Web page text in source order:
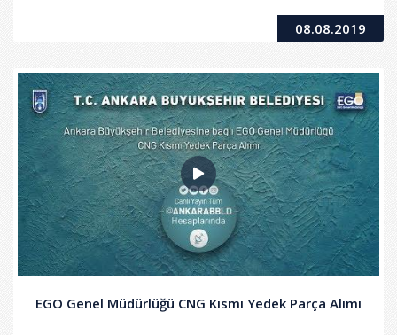
08.08.2019
EGO Genel Müdürlüğü CNG Kısmı Yedek Parça Alımı